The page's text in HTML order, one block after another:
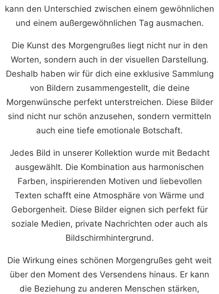
kann den Unterschied zwischen einem gewöhnlichen
und einem außergewöhnlichen Tag ausmachen.
Die Kunst des Morgengrußes liegt nicht nur in den
Worten, sondern auch in der visuellen Darstellung.
Deshalb haben wir für dich eine exklusive Sammlung
von Bildern zusammengestellt, die deine
Morgenwünsche perfekt unterstreichen. Diese Bilder
sind nicht nur schön anzusehen, sondern vermitteln
auch eine tiefe emotionale Botschaft.
Jedes Bild in unserer Kollektion wurde mit Bedacht
ausgewählt. Die Kombination aus harmonischen
Farben, inspirierenden Motiven und liebevollen
Texten schafft eine Atmosphäre von Wärme und
Geborgenheit. Diese Bilder eignen sich perfekt für
soziale Medien, private Nachrichten oder auch als
Bildschirmhintergrund.
Die Wirkung eines schönen Morgengrußes geht weit
über den Moment des Versendens hinaus. Er kann
die Beziehung zu anderen Menschen stärken,